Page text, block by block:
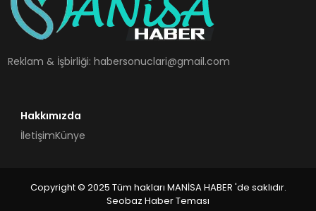
Reklam & İşbirliği:habersonuclari@gmail.com
Hakkımızda
İletişimKünye
Copyright © 2025 Tüm hakları MANİSA HABER 'de saklıdır.
Seobaz Haber Teması